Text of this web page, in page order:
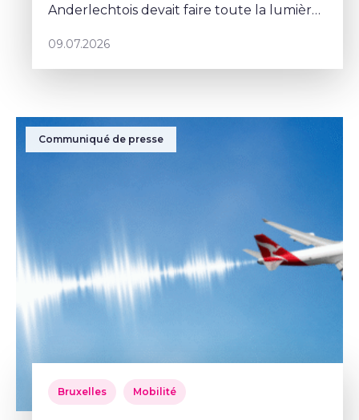
Anderlechtois devait faire toute la lumière
abîmé la confiance des Bruxellois dans le
logement social. Mais depuis le
09.07.2026
Communiqué de presse
Bruxelles Mobilité